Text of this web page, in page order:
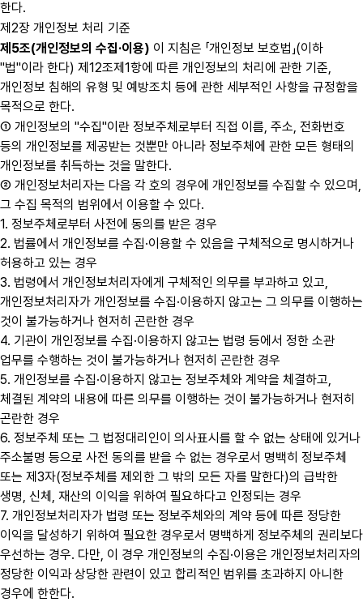
한다.
제2장 개인정보 처리 기준
제5조(개인정보의 수집·이용) 이 지침은 「개인정보 보호법」(이하
"법"이라 한다) 제12조제1항에 따른 개인정보의 처리에 관한 기준,
개인정보 침해의 유형 및 예방조치 등에 관한 세부적인 사항을 규정함을
목적으로 한다.
① 개인정보의 "수집"이란 정보주체로부터 직접 이름, 주소, 전화번호
등의 개인정보를 제공받는 것뿐만 아니라 정보주체에 관한 모든 형태의
개인정보를 취득하는 것을 말한다.
② 개인정보처리자는 다음 각 호의 경우에 개인정보를 수집할 수 있으며,
그 수집 목적의 범위에서 이용할 수 있다.
1. 정보주체로부터 사전에 동의를 받은 경우
2. 법률에서 개인정보를 수집·이용할 수 있음을 구체적으로 명시하거나
허용하고 있는 경우
3. 법령에서 개인정보처리자에게 구체적인 의무를 부과하고 있고,
개인정보처리자가 개인정보를 수집·이용하지 않고는 그 의무를 이행하는
것이 불가능하거나 현저히 곤란한 경우
4. 기관이 개인정보를 수집·이용하지 않고는 법령 등에서 정한 소관
업무를 수행하는 것이 불가능하거나 현저히 곤란한 경우
5. 개인정보를 수집·이용하지 않고는 정보주체와 계약을 체결하고,
체결된 계약의 내용에 따른 의무를 이행하는 것이 불가능하거나 현저히
곤란한 경우
6. 정보주체 또는 그 법정대리인이 의사표시를 할 수 없는 상태에 있거나
주소불명 등으로 사전 동의를 받을 수 없는 경우로서 명백히 정보주체
또는 제3자(정보주체를 제외한 그 밖의 모든 자를 말한다)의 급박한
생명, 신체, 재산의 이익을 위하여 필요하다고 인정되는 경우
7. 개인정보처리자가 법령 또는 정보주체와의 계약 등에 따른 정당한
이익을 달성하기 위하여 필요한 경우로서 명백하게 정보주체의 권리보다
우선하는 경우. 다만, 이 경우 개인정보의 수집·이용은 개인정보처리자의
정당한 이익과 상당한 관련이 있고 합리적인 범위를 초과하지 아니한
경우에 한한다.